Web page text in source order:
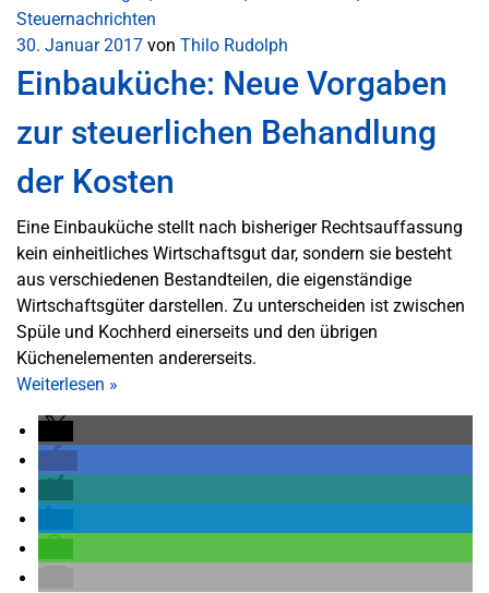
Steuernachrichten
30. Januar 2017 von Thilo Rudolph
Einbauküche: Neue Vorgaben
zur steuerlichen Behandlung
der Kosten
Eine Einbauküche stellt nach bisheriger Rechtsauffassung
kein einheitliches Wirtschaftsgut dar, sondern sie besteht
aus verschiedenen Bestandteilen, die eigenständige
Wirtschaftsgüter darstellen. Zu unterscheiden ist zwischen
Spüle und Kochherd einerseits und den übrigen
Küchenelementen andererseits.
Weiterlesen »